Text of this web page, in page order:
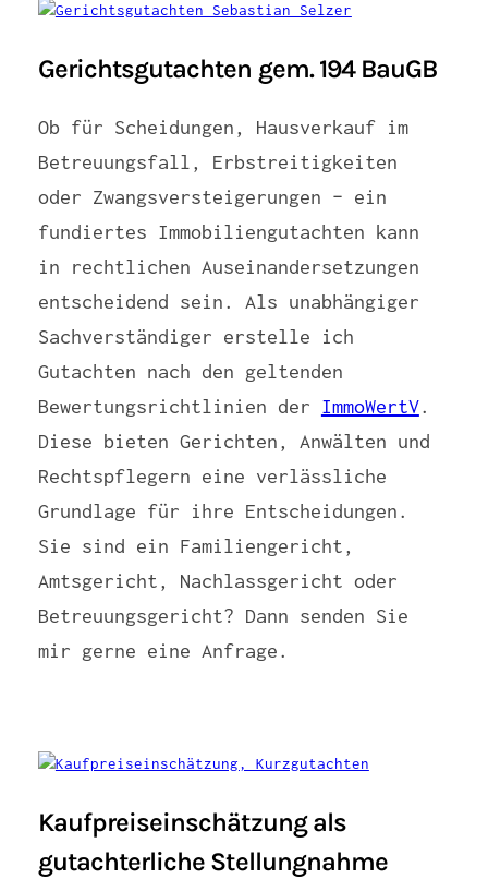
Gerichtsgutachten gem. 194 BauGB
Ob für Scheidungen, Hausverkauf im
Betreuungsfall, Erbstreitigkeiten
oder Zwangsversteigerungen – ein
fundiertes Immobiliengutachten kann
in rechtlichen Auseinandersetzungen
entscheidend sein. Als unabhängiger
Sachverständiger erstelle ich
Gutachten nach den geltenden
Bewertungsrichtlinien der ImmoWertV.
Diese bieten Gerichten, Anwälten und
Rechtspflegern eine verlässliche
Grundlage für ihre Entscheidungen.
Sie sind ein Familiengericht,
Amtsgericht, Nachlassgericht oder
Betreuungsgericht? Dann senden Sie
mir gerne eine Anfrage.
Kaufpreiseinschätzung als
gutachterliche Stellungnahme